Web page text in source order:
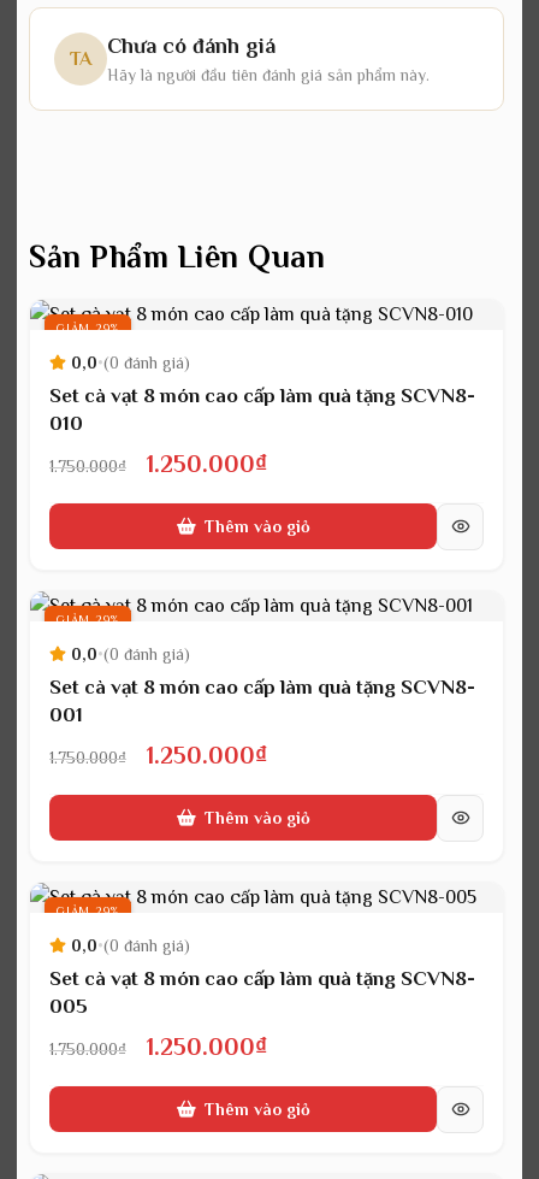
TA
Chưa có đánh giá
Hãy là người đầu tiên đánh giá sản phẩm này.
Sản Phẩm Liên Quan
GIẢM 29%
0,0•(0 đánh giá)
Set cà vạt 8 món cao cấp làm quà tặng SCVN8-
010
1.750.000₫
Giá
gốc
1.250.000₫Giá
hiện
tại
1.250.000₫.
Thêm vào giỏ
GIẢM 29%
0,0•(0 đánh giá)
Set cà vạt 8 món cao cấp làm quà tặng SCVN8-
001
1.750.000₫
Giá
gốc
1.250.000₫Giá
hiện
tại
1.250.000₫.
Thêm vào giỏ
GIẢM 29%
0,0•(0 đánh giá)
Set cà vạt 8 món cao cấp làm quà tặng SCVN8-
005
1.750.000₫
Giá
gốc
1.250.000₫Giá
hiện
tại
Thêm vào giỏ